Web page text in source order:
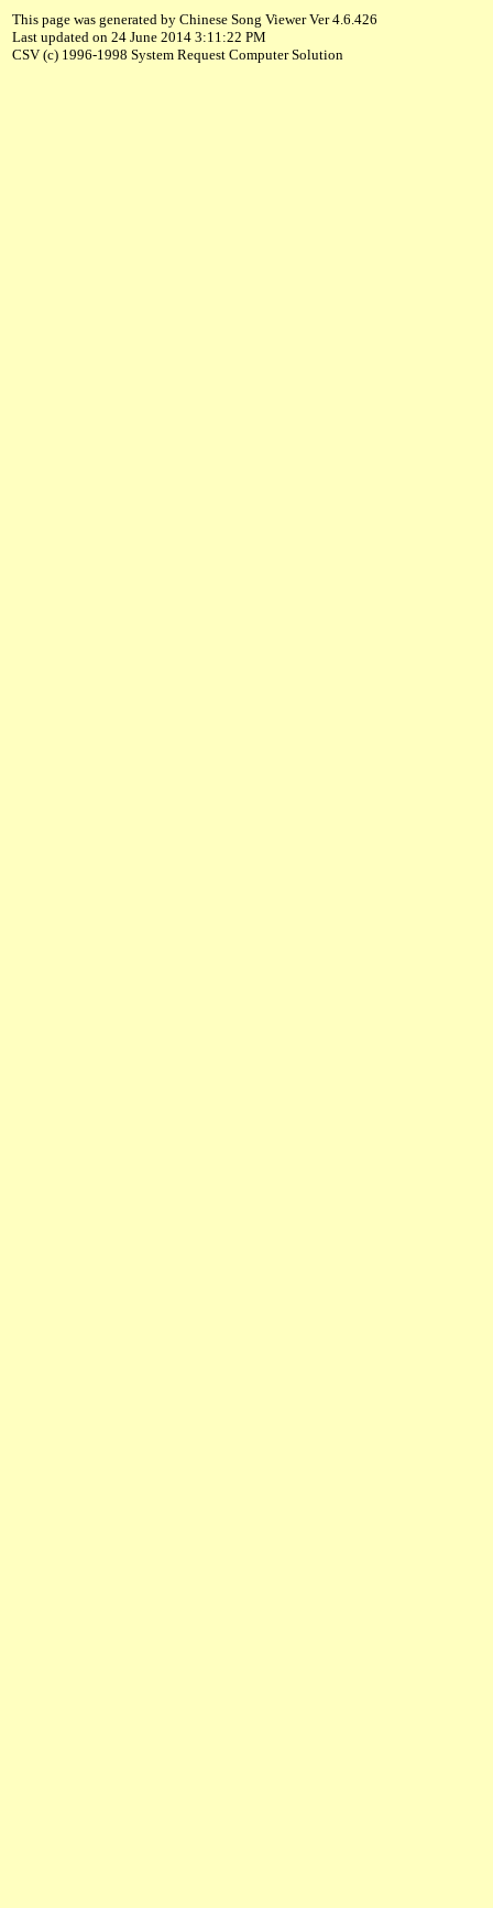
This page was generated by Chinese Song Viewer Ver 4.6.426
Last updated on 24 June 2014 3:11:22 PM
CSV (c) 1996-1998 System Request Computer Solution